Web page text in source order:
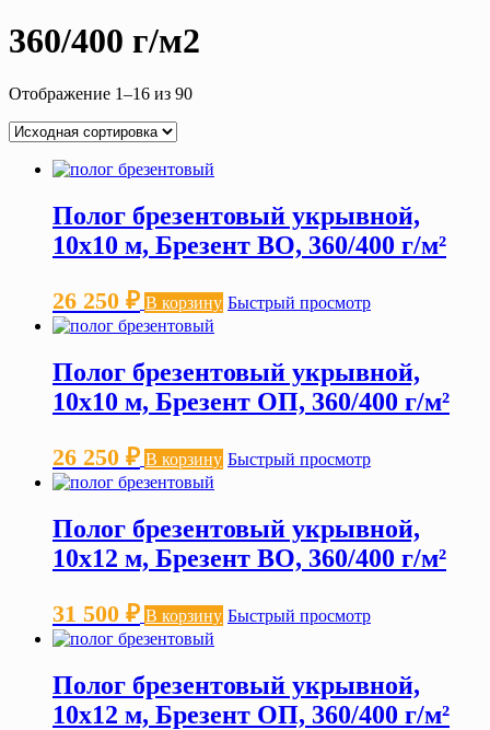
360/400 г/м2
Отображение 1–16 из 90
Полог брезентовый укрывной,
10х10 м, Брезент ВО, 360/400 г/м²
26 250 ₽ В корзину Быстрый просмотр
Полог брезентовый укрывной,
10х10 м, Брезент ОП, 360/400 г/м²
26 250 ₽ В корзину Быстрый просмотр
Полог брезентовый укрывной,
10х12 м, Брезент ВО, 360/400 г/м²
31 500 ₽ В корзину Быстрый просмотр
Полог брезентовый укрывной,
10х12 м, Брезент ОП, 360/400 г/м²